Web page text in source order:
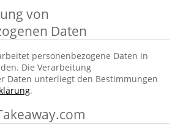
von
Daten
personenbezogene Daten in
Die Verarbeitung
Daten unterliegt den Bestimmungen
.